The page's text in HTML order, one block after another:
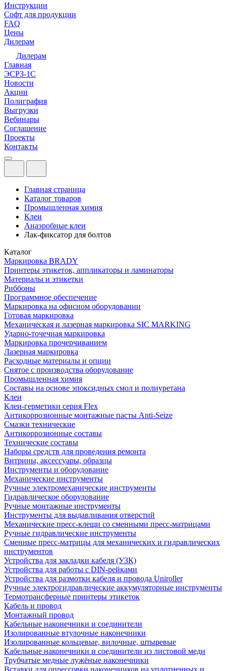
Инструкции
Софт для продукции
FAQ
Цены
Дилерам
Дилерам
Главная
ЭСРЗ-1С
Новости
Акции
Полиграфия
Выгрузки
Вебинары
Соглашение
Проекты
Контакты
Главная страница
Каталог товаров
Промышленная химия
Клеи
Анаэробные клеи
Лак-фиксатор для болтов
Каталог
Маркировка BRADY
Принтеры этикеток, аппликаторы и ламинаторы
Материалы и этикетки
Риббоны
Программное обеспечение
Маркировка на офисном оборудовании
Готовая маркировка
Механическая и лазерная маркировка SIC MARKING
Ударно-точечная маркировка
Маркировка прочерчиванием
Лазерная маркировка
Расходные материалы и опции
Снятое с производства оборудование
Промышленная химия
Составы на основе эпоксидных смол и полиуретана
Клеи
Клеи-герметики серия Flex
Антикоррозионные монтажные пасты Anti-Seize
Смазки технические
Антикоррозионные составы
Технические составы
Наборы средств для проведения ремонта
Витрины, аксессуары, образцы
Инструменты и оборудование
Механические инструменты
Ручные электромеханические инструменты
Гидравлическое оборудование
Ручные монтажные инструменты
Инструменты для выдавливания отверстий
Механические пресс-клещи со сменными пресс-матрицами
Ручные гидравлические инструменты
Сменные пресс-матрицы для механических и гидравлических
инструментов
Устройства для закладки кабеля (УЗК)
Устройства для работы с DIN-рейками
Устройства для размотки кабеля и провода Uniroller
Ручные электрогидравлические аккумуляторные инструменты
Термотрансферные принтеры этикеток
Кабель и провод
Монтажный провод
Кабельные наконечники и соединители
Изолированные втулочные наконечники
Изолированные кольцевые, вилочные, штыревые
Кабельные наконечники и соединители из листовой меди
Трубчатые медные лужёные наконечники
Вставки для опрессовки наконечников на уплотненных и